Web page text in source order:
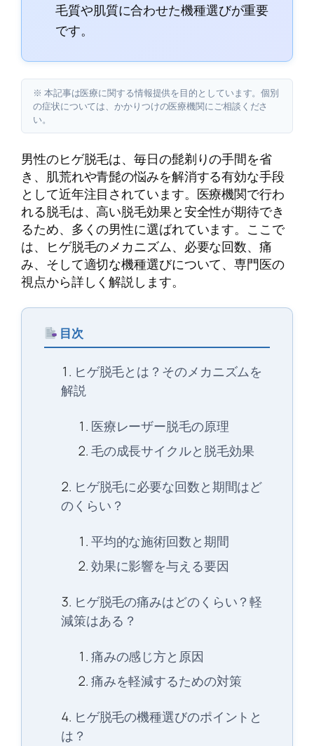
毛質や肌質に合わせた機種選びが重要
です。
※ 本記事は医療に関する情報提供を目的としています。個別
の症状については、かかりつけの医療機関にご相談くださ
い。
男性のヒゲ脱毛は、毎日の髭剃りの手間を省
き、肌荒れや青髭の悩みを解消する有効な手段
として近年注目されています。医療機関で行わ
れる脱毛は、高い脱毛効果と安全性が期待でき
るため、多くの男性に選ばれています。ここで
は、ヒゲ脱毛のメカニズム、必要な回数、痛
み、そして適切な機種選びについて、専門医の
視点から詳しく解説します。
目次
ヒゲ脱毛とは？そのメカニズムを
解説
医療レーザー脱毛の原理
毛の成長サイクルと脱毛効果
ヒゲ脱毛に必要な回数と期間はど
のくらい？
平均的な施術回数と期間
効果に影響を与える要因
ヒゲ脱毛の痛みはどのくらい？軽
減策はある？
痛みの感じ方と原因
痛みを軽減するための対策
ヒゲ脱毛の機種選びのポイントと
は？